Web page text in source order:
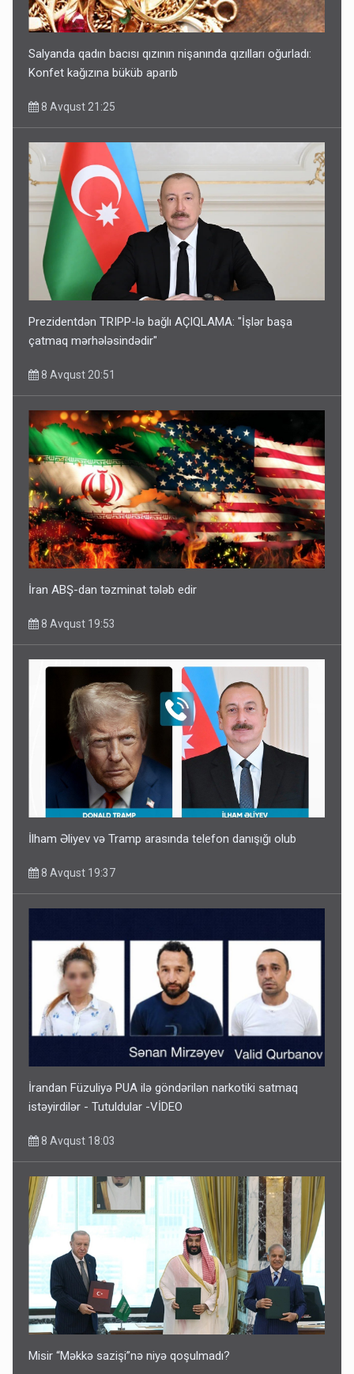
Salyanda qadın bacısı qızının nişanında qızılları oğurladı:
Konfet kağızına büküb aparıb
8 Avqust 21:25
Prezidentdən TRIPP-lə bağlı AÇIQLAMA: "İşlər başa
çatmaq mərhələsindədir"
8 Avqust 20:51
İran ABŞ-dan təzminat tələb edir
8 Avqust 19:53
İlham Əliyev və Tramp arasında telefon danışığı olub
8 Avqust 19:37
İrandan Füzuliyə PUA ilə göndərilən narkotiki satmaq
istəyirdilər - Tutuldular -VİDEO
8 Avqust 18:03
Misir “Məkkə sazişi”nə niyə qoşulmadı?